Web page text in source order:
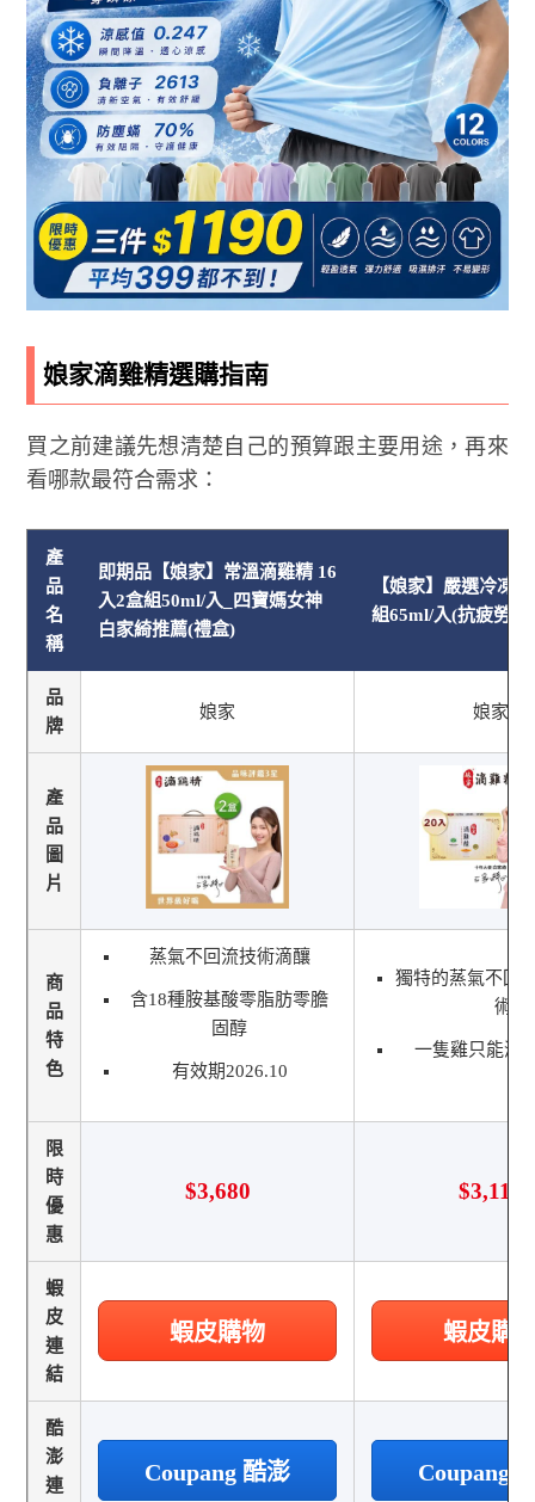
娘家滴雞精選購指南
買之前建議先想清楚自己的預算跟主要用途，再來
看哪款最符合需求：
產
品
名
稱
即期品【娘家】常溫滴雞精 16
入2盒組50ml/入_四寶媽女神
白家綺推薦(禮盒)
【娘家】嚴選冷凍
組65ml/入(抗疲勞認
品
牌
娘家 娘家
產
品
圖
片
商
品
特
色
蒸氣不回流技術滴釀
含18種胺基酸零脂肪零膽
固醇
有效期2026.10
獨特的蒸氣不回
術
一隻雞只能滴
限
時
優
惠
$3,680 $3,116
蝦
皮
連
結
蝦皮購物 蝦皮購
酷
澎
連
Coupang 酷澎 Coupang